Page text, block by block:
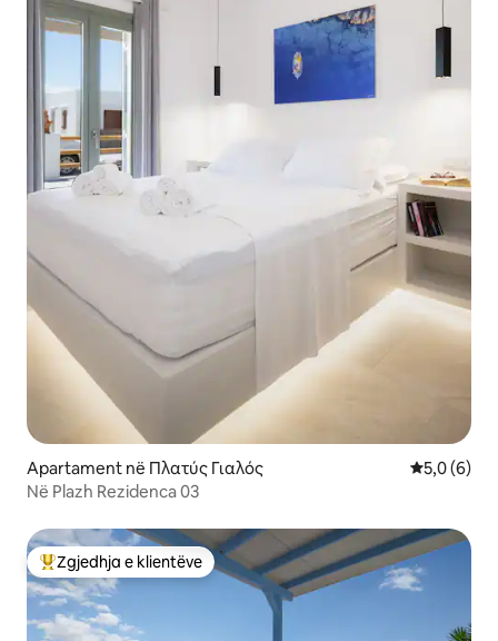
Apartament në Πλατύς Γιαλός Vlerësimi
5,0 (6)
Në Plazh Rezidenca 03
Më të mirat e zgjedhjeve të klientëve
Zgjedhja e klientëve